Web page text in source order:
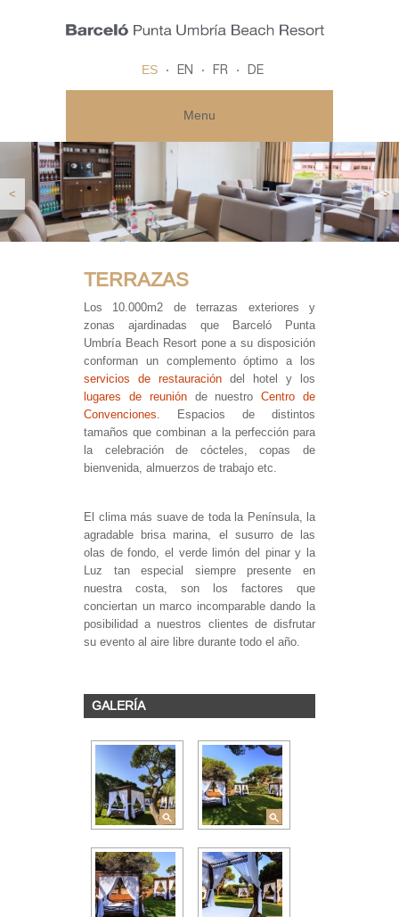
ES EN FR DE
Menu
< >
TERRAZAS
Los 10.000m2 de terrazas exteriores y
zonas ajardinadas que Barceló Punta
Umbría Beach Resort pone a su disposición
conforman un complemento óptimo a los
servicios de restauración del hotel y los
lugares de reuniónde nuestroCentro de
Convenciones. Espacios de distintos
tamaños que combinan a la perfección para
la celebración de cócteles, copas de
bienvenida, almuerzos de trabajo etc.
El clima más suave de toda la Península, la
agradable brisa marina, el susurro de las
olas de fondo, el verde limón del pinar y la
Luz tan especial siempre presente en
nuestra costa, son los factores que
conciertan un marco incomparable dando la
posibilidad a nuestros clientes de disfrutar
su evento al aire libre durante todo el año.
GALERÍA